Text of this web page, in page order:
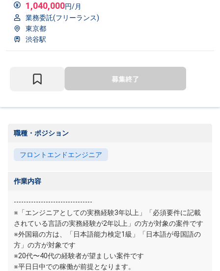
1,040,000円/月
業務委託(フリーランス)
東京都
渋谷駅
職種・ポジション
フロントエンドエンジニア
作業内容
--------------------------------
※「エンジニアとしての実務経験3年以上」「必須要件に記載
されている言語の実務経験が2年以上」の方が対象の案件です
※外国籍の方は、「日本語能力検定1級」「日本語が母国語の
方」の方が対象です
※20代〜40代の経験者が望ましい案件です
※平日日中での稼働が前提となります。